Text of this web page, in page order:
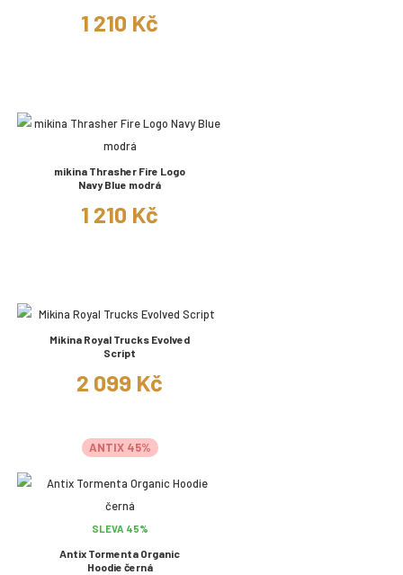
1 210 Kč
mikina Thrasher Fire Logo
Navy Blue modrá
1 210 Kč
Mikina Royal Trucks Evolved
Script
2 099 Kč
ANTIX 45%
SLEVA 45%
Antix Tormenta Organic
Hoodie černá